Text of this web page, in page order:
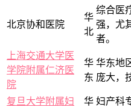
北京协和医院
华
北
综合医
强，尤
者。
上海交通大学医
学院附属仁济医
院
华
东
华东地
庞大，
复旦大学附属妇
华 妇产科